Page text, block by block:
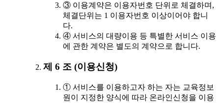
③ 이용계약은 이용자번호 단위로 체결하며,
체결단위는 1 이용자번호 이상이어야 합니
다.
④ 서비스의 대량이용 등 특별한 서비스 이용
에 관한 계약은 별도의 계약으로 합니다.
제 6 조 (이용신청)
① 서비스를 이용하고자 하는 자는 교육정보
원이 지정한 양식에 따라 온라인신청을 이용